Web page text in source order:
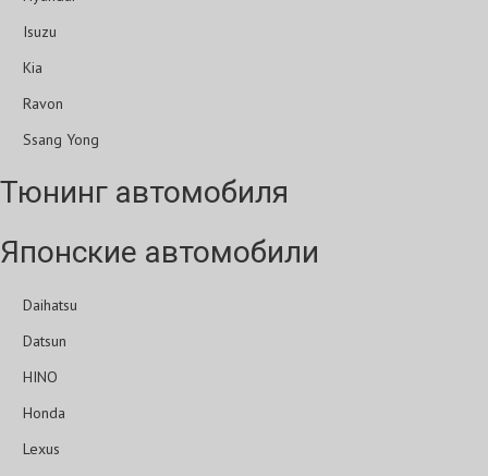
Isuzu
Kia
Ravon
Ssang Yong
Тюнинг автомобиля
Японские автомобили
Daihatsu
Datsun
HINO
Honda
Lexus